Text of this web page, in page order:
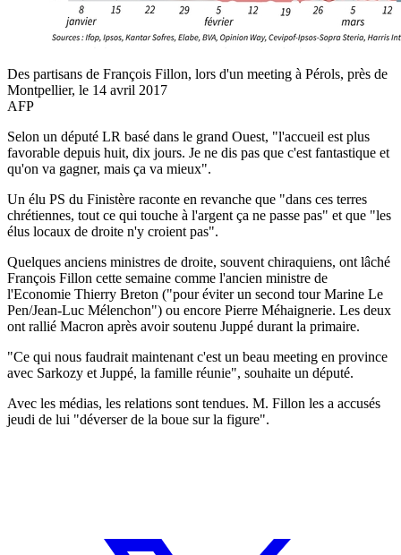
Des partisans de François Fillon, lors d'un meeting à Pérols, près de
Montpellier, le 14 avril 2017
AFP
Selon un député LR basé dans le grand Ouest, "l'accueil est plus
favorable depuis huit, dix jours. Je ne dis pas que c'est fantastique et
qu'on va gagner, mais ça va mieux".
Un élu PS du Finistère raconte en revanche que "dans ces terres
chrétiennes, tout ce qui touche à l'argent ça ne passe pas" et que "les
élus locaux de droite n'y croient pas".
Quelques anciens ministres de droite, souvent chiraquiens, ont lâché
François Fillon cette semaine comme l'ancien ministre de
l'Economie Thierry Breton ("pour éviter un second tour Marine Le
Pen/Jean-Luc Mélenchon") ou encore Pierre Méhaignerie. Les deux
ont rallié Macron après avoir soutenu Juppé durant la primaire.
"Ce qui nous faudrait maintenant c'est un beau meeting en province
avec Sarkozy et Juppé, la famille réunie", souhaite un député.
Avec les médias, les relations sont tendues. M. Fillon les a accusés
jeudi de lui "déverser de la boue sur la figure".